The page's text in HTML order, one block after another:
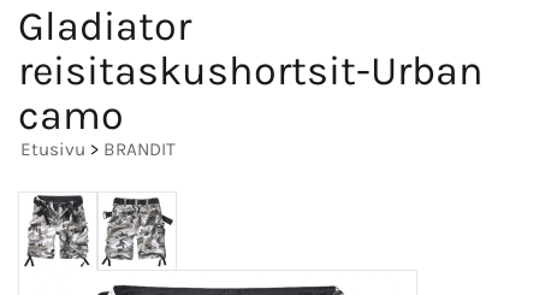
Gladiator
reisitaskushortsit-Urban
camo
Etusivu > BRANDIT